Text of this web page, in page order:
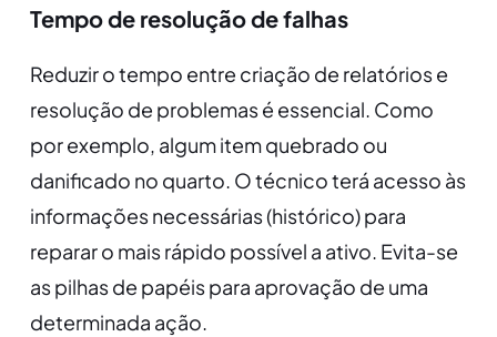
Tempo de resolução de falhas
Reduzir o tempo entre criação de relatórios e
resolução de problemas é essencial. Como
por exemplo, algum item quebrado ou
danificado no quarto. O técnico terá acesso às
informações necessárias (histórico) para
reparar o mais rápido possível a ativo. Evita-se
as pilhas de papéis para aprovação de uma
determinada ação.